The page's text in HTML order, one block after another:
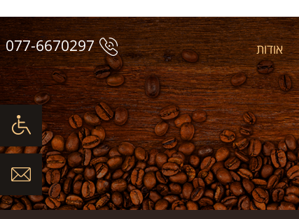
אודות 077-6670297